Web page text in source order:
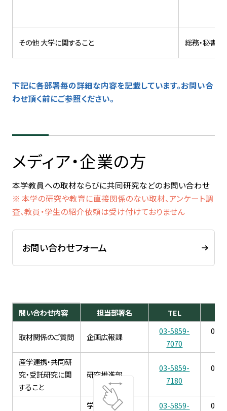
その他 大学に関すること 総務・秘書課
下記に各部署毎の詳細な内容を記載しています。お問い合
わせ頂く前にご参照ください。
メディア・企業の方
本学教員への取材ならびに共同研究などのお問い合わせ
※ 本学の研究や教育に直接関係のない取材、アンケート調
査、教員・学生の紹介依頼は受け付けておりません
お問い合わせフォーム
問い合わせ内容 担当部署名 TEL
取材関係のご質問 企画広報課
03-5859-
7070
03-
産学連携・共同研
究・受託研究に関
すること
研究推進部
03-5859-
7180
03-
学生課
03-5859-
03-